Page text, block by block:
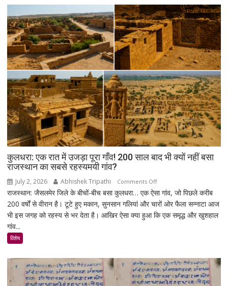
ऐतिहासिक
स्पेसवॉक:
6.5
घंटे
अंतरिक्ष
में
किया
बड़ा
मिशन,
स्पेस
स्टेशन
की
बिजली
क्षमता
कुलधरा: एक रात में उजड़ा पूरा गाँव! 200 साल बाद भी क्यों नहीं बसा
राजस्थान का सबसे रहस्यमयी गांव?
July 2, 2026 Abhishek Tripathi Comments Offon
कुलधरा:
एक
रात
गाँव!
200
साल
राजस्थान: जैसलमेर जिले के बीचों-बीच बसा कुलधरा… एक ऐसा गांव, जो पिछले करीब
200 वर्षों से वीरान है। टूटे हुए मकान, सुनसान गलियां और चारों ओर फैला सन्नाटा आज
भी इस जगह को रहस्य से भर देता है। आखिर ऐसा क्या हुआ कि एक समृद्ध और खुशहाल
गांव...
विशेष